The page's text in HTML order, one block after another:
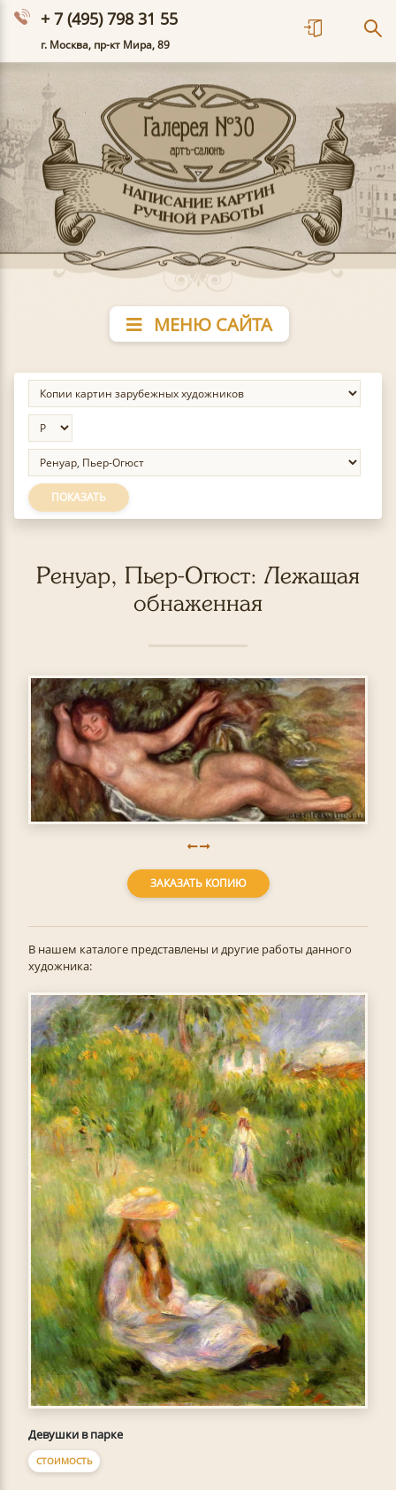
+ 7 (495) 798 31 55
г. Москва, пр-кт Мира, 89
МЕНЮ САЙТА
ПОКАЗАТЬ
Ренуар, Пьер-Огюст: Лежащая
обнаженная
ЗАКАЗАТЬ КОПИЮ
В нашем каталоге представлены и другие работы данного
художника:
Девушки в парке
СТОИМОСТЬ